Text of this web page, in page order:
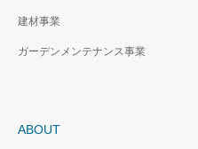
建材事業
ガーデンメンテナンス事業
ABOUT